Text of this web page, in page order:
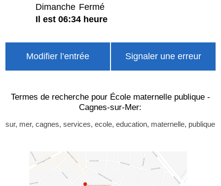
Dimanche Fermé
Il est 06:34 heure
Modifier l’entrée Signaler une erreur
Termes de recherche pour École maternelle publique -
Cagnes-sur-Mer:
sur, mer, cagnes, services, ecole, education, maternelle, publique